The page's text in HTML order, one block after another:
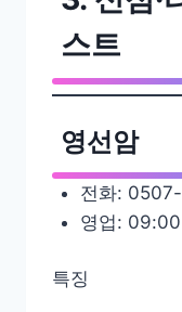
스트
영선암
전화:
영업:
특징